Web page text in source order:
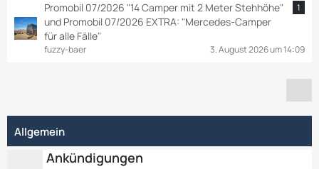
Promobil 07/2026 "14 Camper mit 2 Meter Stehhöhe"
und Promobil 07/2026 EXTRA: "Mercedes-Camper
für alle Fälle"
1
fuzzy-baer 3. August 2026 um 14:09
Allgemein
Ankündigungen